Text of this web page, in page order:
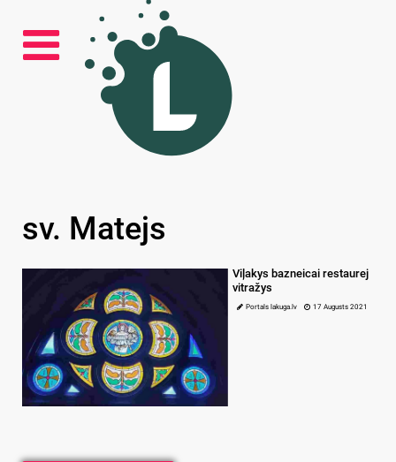
sv. Matejs
Viļakys bazneicai restaurej
vitražys
Portals lakuga.lv 17 Augusts 2021